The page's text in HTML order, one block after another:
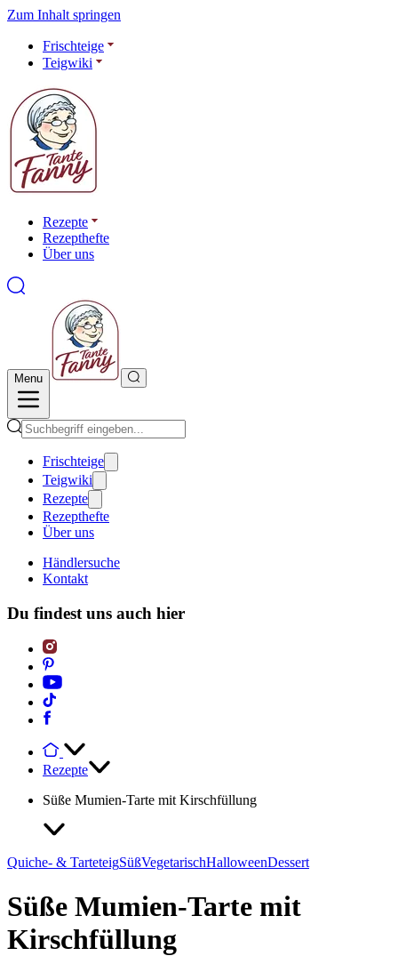
Zum Inhalt springen
Frischteige
Teigwiki
Rezepte
Rezepthefte
Über uns
Menu
Frischteige
Teigwiki
Rezepte
Rezepthefte
Über uns
Händlersuche
Kontakt
Du findest uns auch hier
Rezepte
Süße Mumien-Tarte mit Kirschfüllung
Quiche- & TarteteigSüßVegetarischHalloweenDessert
Süße Mumien-Tarte mit
Kirschfüllung